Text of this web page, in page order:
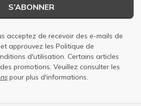
S’ABONNER
acceptez de recevoir des e-mails de
approuvez les Politique de
d'utilisation. Certains articles
promotions. Veuillez consulter les
pour plus d'informations.